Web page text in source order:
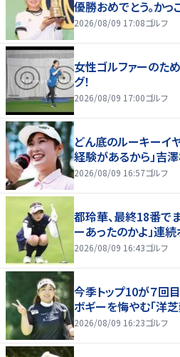
優勝おめでとう。かっ
2026/08/09 17:08ゴルフ
女性ゴルファーのた
グ！
2026/08/09 17:00ゴルフ
どん底のルーキーイ
経験があるから」吉
2026/08/09 16:57ゴルフ
都玲華、最終18番で
ーあったのかよ」連
2026/08/09 16:43ゴルフ
今季トップ10が７回
ボギーを悔やむ「洋
2026/08/09 16:23ゴルフ